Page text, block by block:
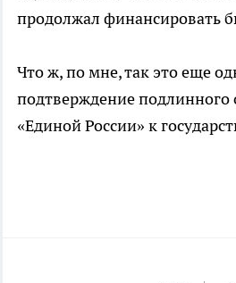
продолжал финансировать
Что ж, по мне, так это еще
подтверждение
«Единой России» к